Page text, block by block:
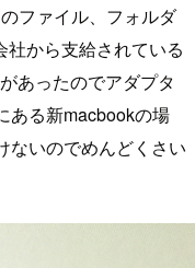
ファイル、フォルダ
から支給されている
あったのでアダプタ
ある新macbookの場
ないのでめんどくさい